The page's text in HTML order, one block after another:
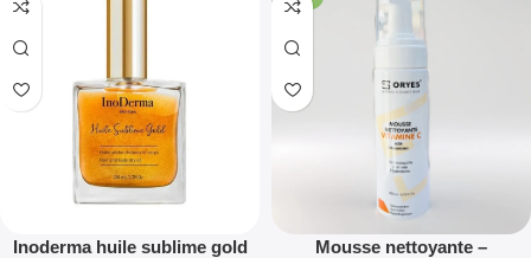
Inoderma huile sublime gold
Mousse nettoyante –